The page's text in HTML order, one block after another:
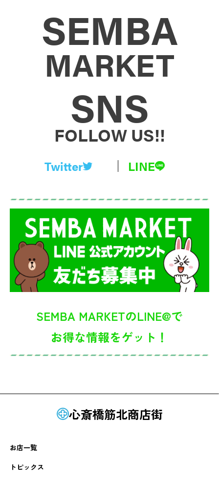
SEMBA MARKETのLINE@で
お得な情報をゲット！
SEMBA
MARKET
SNS
FOLLOW US!!
Twitter LINE
心斎橋筋北商店街
お店一覧
トピックス